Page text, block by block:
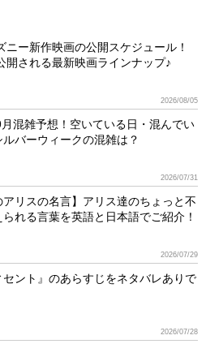
ニー新作映画の公開スケジュール！
開される最新映画ラインナップ♪
2026/08/05
混雑予想！空いている日・混んでい
バーウィークの混雑は？
2026/07/31
アリスの名言】アリス達のちょっと不
れる言葉を英語と日本語でご紹介！
2026/07/29
ント』のあらすじをネタバレありで
2026/07/28